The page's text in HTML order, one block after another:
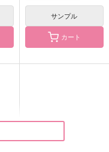
サンプル
カート